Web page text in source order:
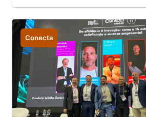
com o público e inspiram
para o varejo
Conecta